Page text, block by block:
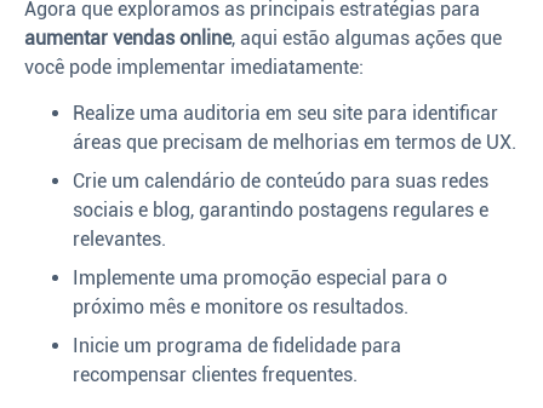
Agora que exploramos as principais estratégias para
aumentar vendas online, aqui estão algumas ações que
você pode implementar imediatamente:
Realize uma auditoria em seu site para identificar
áreas que precisam de melhorias em termos de UX.
Crie um calendário de conteúdo para suas redes
sociais e blog, garantindo postagens regulares e
relevantes.
Implemente uma promoção especial para o
próximo mês e monitore os resultados.
Inicie um programa de fidelidade para
recompensar clientes frequentes.